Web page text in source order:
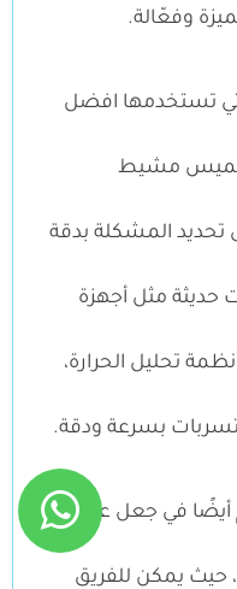
وفعّالة.
تستخدمها افضل
مشيط
المشكلة بدقة
حديثة مثل أجهزة
تحليل الحرارة،
بسرعة ودقة.
أيضًا في جعل عمليات
حيث يمكن للفريق